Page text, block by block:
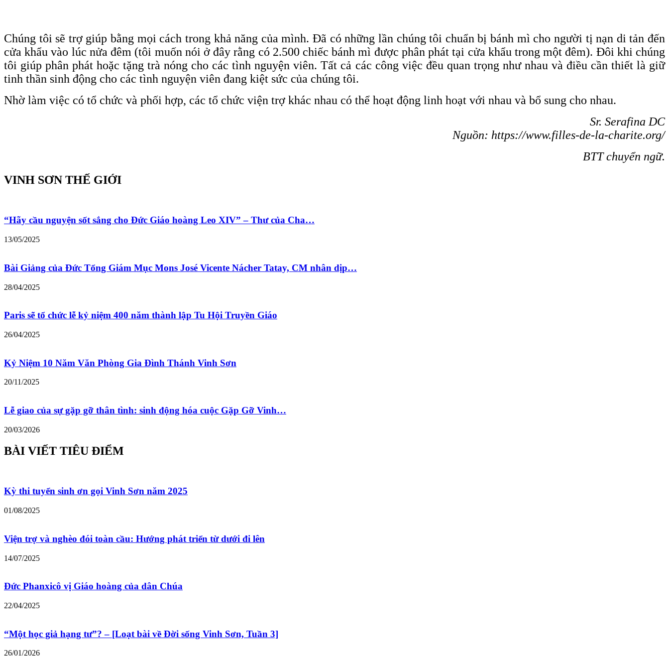
Chúng tôi sẽ trợ giúp bằng mọi cách trong khả năng của mình. Đã có những lần chúng tôi chuẩn bị bánh mì cho người tị nạn di tản đến
cửa khẩu vào lúc nửa đêm (tôi muốn nói ở đây rằng có 2.500 chiếc bánh mì được phân phát tại cửa khẩu trong một đêm). Đôi khi chúng
tôi giúp phân phát hoặc tặng trà nóng cho các tình nguyện viên. Tất cả các công việc đều quan trọng như nhau và điều cần thiết là giữ
tinh thần sinh động cho các tình nguyện viên đang kiệt sức của chúng tôi.
Nhờ làm việc có tổ chức và phối hợp, các tổ chức viện trợ khác nhau có thể hoạt động linh hoạt với nhau và bổ sung cho nhau.
Sr. Serafina DC
Nguồn: https://www.filles-de-la-charite.org/
BTT chuyển ngữ.
VINH SƠN THẾ GIỚI
“Hãy cầu nguyện sốt sắng cho Đức Giáo hoàng Leo XIV” – Thư của Cha…
13/05/2025
Bài Giảng của Đức Tổng Giám Mục Mons José Vicente Nácher Tatay, CM nhân dịp…
28/04/2025
Paris sẽ tổ chức lễ kỷ niệm 400 năm thành lập Tu Hội Truyền Giáo
26/04/2025
Kỷ Niệm 10 Năm Văn Phòng Gia Đình Thánh Vinh Sơn
20/11/2025
Lễ giao của sự gặp gỡ thân tình: sinh động hóa cuộc Gặp Gỡ Vinh…
20/03/2026
BÀI VIẾT TIÊU ĐIỂM
Kỳ thi tuyển sinh ơn gọi Vinh Sơn năm 2025
01/08/2025
Viện trợ và nghèo đói toàn cầu: Hướng phát triển từ dưới đi lên
14/07/2025
Đức Phanxicô vị Giáo hoàng của dân Chúa
22/04/2025
“Một học giả hạng tư”? – [Loạt bài về Đời sống Vinh Sơn, Tuần 3]
26/01/2026